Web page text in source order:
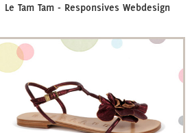
Le Tam Tam - Responsives Webdesign